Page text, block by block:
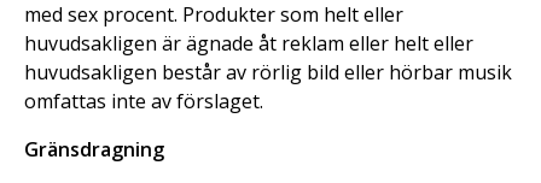
med sex procent. Produkter som helt eller
huvudsakligen är ägnade åt reklam eller helt eller
huvudsakligen består av rörlig bild eller hörbar musik
omfattas inte av förslaget.
Gränsdragning